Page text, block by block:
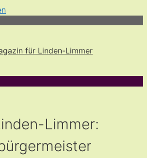
Limmer: